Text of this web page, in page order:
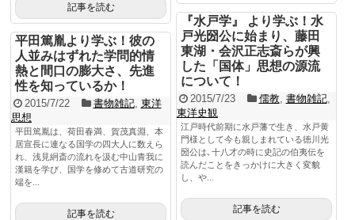
記事を読む
『水戸学』 より学ぶ！水
戸光圀公に始まり、藤田
東湖・会沢正志斎らが興
した「国体」思想の源流
について！
2015/7/23 儒教, 書物雑記,
東洋史観
江戸時代前期に水戸藩で生き、水戸黄
門様として今も親しまれている徳川光
圀公は､十八才の時に史記の伯夷伝を
読んだことをきっかけに大きく変貌
し、や...
記事を読む
平田篤胤より学ぶ！彼の
人並みはずれた学問的情
熱と間口の膨大さ、先進
性を知っているか！
2015/7/22 書物雑記, 東洋
思想
平田篤胤は、荷田春満、賀茂真淵、本
居宣長に連なる国学の四大人に数えら
れ、浅見絅斎の流れを汲む中山青我に
漢籍を学び、国学を修めて古道研究の
端を...
記事を読む